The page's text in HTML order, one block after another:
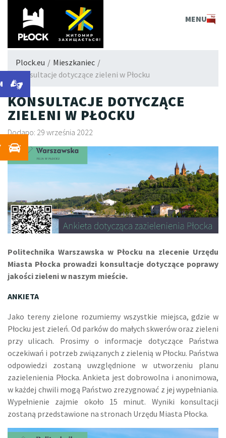
MENU
Plock.eu / Mieszkaniec /
Konsultacje dotyczące zieleni w Płocku
KONSULTACJE DOTYCZĄCE
ZIELENI W PŁOCKU
Dodano: 29 września 2022
Politechnika Warszawska w Płocku na zlecenie Urzędu
Miasta Płocka prowadzi konsultacje dotyczące poprawy
jakości zieleni w naszym mieście.
ANKIETA
Jako tereny zielone rozumiemy wszystkie miejsca, gdzie w
Płocku jest zieleń. Od parków do małych skwerów oraz zieleni
przy ulicach. Prosimy o informacje dotyczące Państwa
oczekiwań i potrzeb związanych z zielenią w Płocku. Państwa
odpowiedzi zostaną uwzględnione w utworzeniu planu
zazielenienia Płocka. Ankieta jest dobrowolna i anonimowa,
w każdej chwili mogą Państwo zrezygnować z jej wypełniania.
Wypełnienie zajmie około 15 minut. Wyniki konsultacji
zostaną przedstawione na stronach Urzędu Miasta Płocka.